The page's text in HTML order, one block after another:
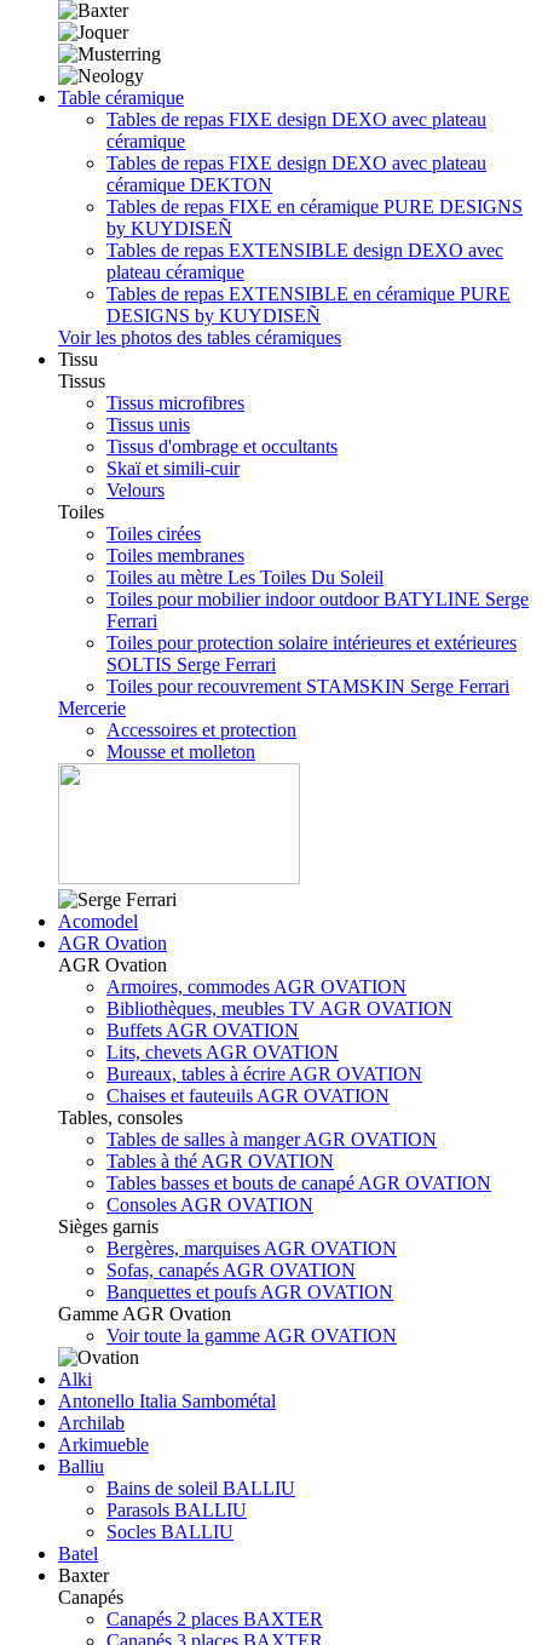
Table céramique
Tables de repas FIXE design DEXO avec plateau
céramique
Tables de repas FIXE design DEXO avec plateau
céramique DEKTON
Tables de repas FIXE en céramique PURE DESIGNS
by KUYDISEÑ
Tables de repas EXTENSIBLE design DEXO avec
plateau céramique
Tables de repas EXTENSIBLE en céramique PURE
DESIGNS by KUYDISEÑ
Voir les photos des tables céramiques
Tissu
Tissus
Tissus microfibres
Tissus unis
Tissus d'ombrage et occultants
Skaï et simili-cuir
Velours
Toiles
Toiles cirées
Toiles membranes
Toiles au mètre Les Toiles Du Soleil
Toiles pour mobilier indoor outdoor BATYLINE Serge
Ferrari
Toiles pour protection solaire intérieures et extérieures
SOLTIS Serge Ferrari
Toiles pour recouvrement STAMSKIN Serge Ferrari
Mercerie
Accessoires et protection
Mousse et molleton
Acomodel
AGR Ovation
AGR Ovation
Armoires, commodes AGR OVATION
Bibliothèques, meubles TV AGR OVATION
Buffets AGR OVATION
Lits, chevets AGR OVATION
Bureaux, tables à écrire AGR OVATION
Chaises et fauteuils AGR OVATION
Tables, consoles
Tables de salles à manger AGR OVATION
Tables à thé AGR OVATION
Tables basses et bouts de canapé AGR OVATION
Consoles AGR OVATION
Sièges garnis
Bergères, marquises AGR OVATION
Sofas, canapés AGR OVATION
Banquettes et poufs AGR OVATION
Gamme AGR Ovation
Voir toute la gamme AGR OVATION
Alki
Antonello Italia Sambométal
Archilab
Arkimueble
Balliu
Bains de soleil BALLIU
Parasols BALLIU
Socles BALLIU
Batel
Baxter
Canapés
Canapés 2 places BAXTER
Canapés 3 places BAXTER